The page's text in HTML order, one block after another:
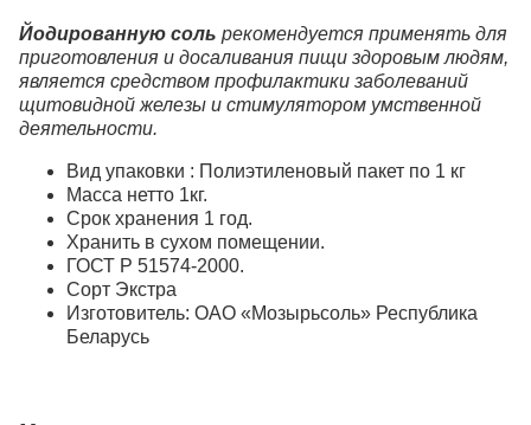
Йодированную соль рекомендуется применять для
приготовления и досаливания пищи здоровым людям,
является средством профилактики заболеваний
щитовидной железы и стимулятором умственной
деятельности.
Вид упаковки : Полиэтиленовый пакет по 1 кг
Масса нетто 1кг.
Срок хранения 1 год.
Хранить в сухом помещении.
ГОСТ Р 51574-2000.
Сорт Экстра
Изготовитель: ОАО «Мозырьсоль» Республика
Беларусь